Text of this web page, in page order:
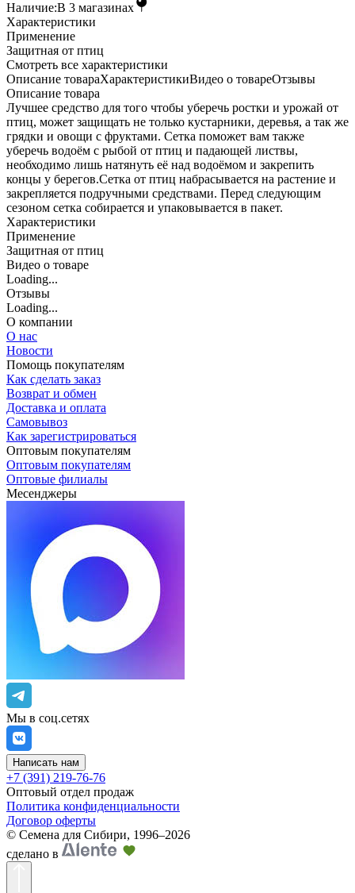
Наличие:В 3 магазинах
Характеристики
Применение
Защитная от птиц
Cмотреть все характеристики
Описание товараХарактеристикиВидео о товареОтзывы
Описание товара
Лучшее средство для того чтобы уберечь ростки и урожай от
птиц, может защищать не только кустарники, деревья, а так же
грядки и овощи с фруктами. Сетка поможет вам также
уберечь водоём с рыбой от птиц и падающей листвы,
необходимо лишь натянуть её над водоёмом и закрепить
концы у берегов.Сетка от птиц набрасывается на растение и
закрепляется подручными средствами. Перед следующим
сезоном сетка собирается и упаковывается в пакет.
Характеристики
Применение
Защитная от птиц
Видео о товаре
Loading...
Отзывы
Loading...
О компании
О нас
Новости
Помощь покупателям
Как сделать заказ
Возврат и обмен
Доставка и оплата
Самовывоз
Как зарегистрироваться
Оптовым покупателям
Оптовым покупателям
Оптовые филиалы
Месенджеры
Мы в соц.сетях
Написать нам
+7 (391) 219-76-76
Оптовый отдел продаж
Политика конфиденциальности
Договор оферты
© Семена для Сибири, 1996–2026
сделано в